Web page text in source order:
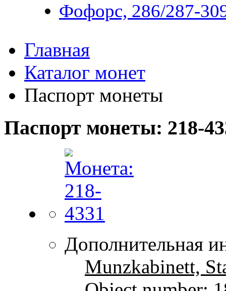
Фофорс, 286/287-
Главная
Каталог монет
Паспорт монеты
Паспорт монеты: 218-
Дополнительная
Munzkabinett,